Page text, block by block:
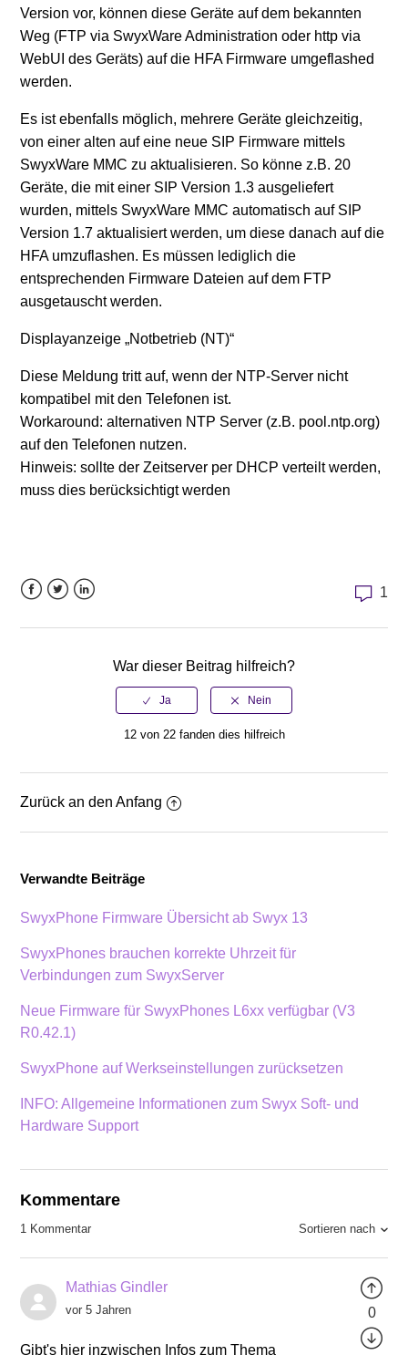
Version vor, können diese Geräte auf dem bekannten
Weg (FTP via SwyxWare Administration oder http via
WebUI des Geräts) auf die HFA Firmware umgeflashed
werden.
Es ist ebenfalls möglich, mehrere Geräte gleichzeitig,
von einer alten auf eine neue SIP Firmware mittels
SwyxWare MMC zu aktualisieren. So könne z.B. 20
Geräte, die mit einer SIP Version 1.3 ausgeliefert
wurden, mittels SwyxWare MMC automatisch auf SIP
Version 1.7 aktualisiert werden, um diese danach auf die
HFA umzuflashen. Es müssen lediglich die
entsprechenden Firmware Dateien auf dem FTP
ausgetauscht werden.
Displayanzeige „Notbetrieb (NT)“
Diese Meldung tritt auf, wenn der NTP-Server nicht
kompatibel mit den Telefonen ist.
Workaround: alternativen NTP Server (z.B. pool.ntp.org)
auf den Telefonen nutzen.
Hinweis: sollte der Zeitserver per DHCP verteilt werden,
muss dies berücksichtigt werden
1
War dieser Beitrag hilfreich?
12 von 22 fanden dies hilfreich
Zurück an den Anfang
Verwandte Beiträge
SwyxPhone Firmware Übersicht ab Swyx 13
SwyxPhones brauchen korrekte Uhrzeit für
Verbindungen zum SwyxServer
Neue Firmware für SwyxPhones L6xx verfügbar (V3
R0.42.1)
SwyxPhone auf Werkseinstellungen zurücksetzen
INFO: Allgemeine Informationen zum Swyx Soft- und
Hardware Support
Kommentare
1 Kommentar Sortieren nach
Mathias Gindler
vor 5 Jahren
Gibt's hier inzwischen Infos zum Thema
0